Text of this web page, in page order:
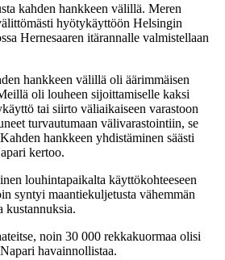
kahden hankkeen välillä. Meren
hyötykäyttöön Helsingin
Hernesaaren itärannalle valmistellaan
hankkeen välillä oli äärimmäisen
oli louheen sijoittamiselle kaksi
tai siirto väliaikaiseen varastoon
turvautumaan välivarastointiin, se
hankkeen yhdistäminen säästi
kertoo.
louhintapaikalta käyttökohteeseen
syntyi maantiekuljetusta vähemmän
kustannuksia.
noin 30 000 rekkakuormaa olisi
havainnollistaa.